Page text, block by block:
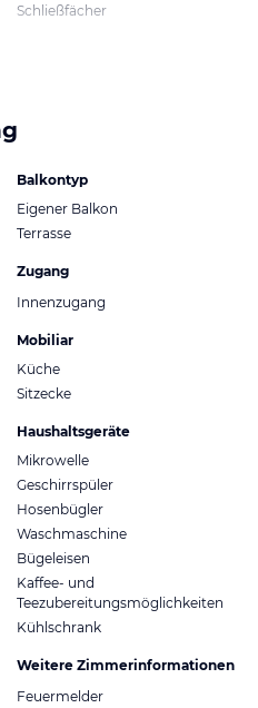
Schließfächer
Balkontyp
Eigener Balkon
Terrasse
Zugang
Innenzugang
Mobiliar
Küche
Sitzecke
Haushaltsgeräte
Mikrowelle
Geschirrspüler
Hosenbügler
Waschmaschine
Bügeleisen
Kaffee- und
Teezubereitungsmöglichkeiten
Kühlschrank
Weitere Zimmerinformationen
Feuermelder